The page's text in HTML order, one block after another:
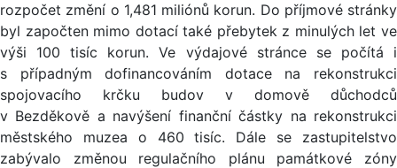
rozpočet změní o 1,481 miliónů korun. Do příjmové stránky
byl započten mimo dotací také přebytek z minulých let ve
výši 100 tisíc korun. Ve výdajové stránce se počítá i
s případným dofinancováním dotace na rekonstrukci
spojovacího krčku budov v domově důchodců
v Bezděkově a navýšení finanční částky na rekonstrukci
městského muzea o 460 tisíc. Dále se zastupitelstvo
zabývalo změnou regulačního plánu památkové zóny